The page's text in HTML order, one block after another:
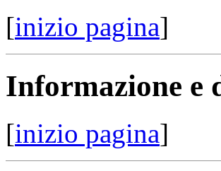
[inizio pagina]
Informazione e
[inizio pagina]